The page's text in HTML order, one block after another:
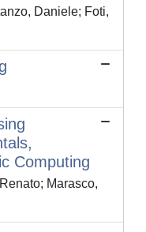
Daniele; Foti,
Computing
Marasco,